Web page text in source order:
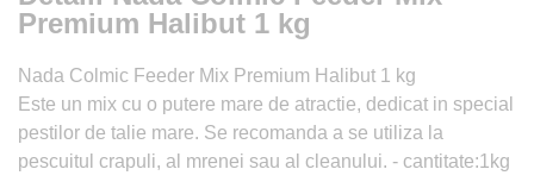
Premium Halibut 1 kg
Nada Colmic Feeder Mix Premium Halibut 1 kg
Este un mix cu o putere mare de atractie, dedicat in special
pestilor de talie mare. Se recomanda a se utiliza la
pescuitul crapuli, al mrenei sau al cleanului. - cantitate:1kg